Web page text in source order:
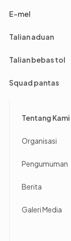
E-mel
Talian aduan
Talian bebas tol
Squad pantas
Tentang Kami
Organisasi
Pengumuman
Berita
Galeri Media